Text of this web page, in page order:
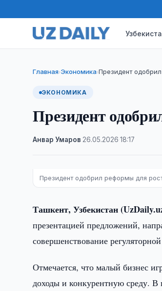
Главная›Экономика›Президент
ЭКОНОМИКА
Президент
Анвар Умаров 26.05.2026 ·18:17
Президент одобрил реформы для
Ташкент, Узбекистан
презентацией предложений,
совершенствование
Отмечается, что малый бизнес
доходы и конкурентную среду. В